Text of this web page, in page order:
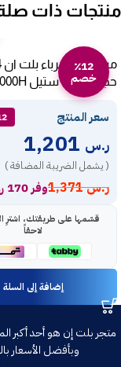
منتجات ذات
٪12
خصمحجر AEG – ستيل HK614000H
سعر المنتج
ر.س
( يشمل الضريبة المضافة )
ر.س1,371 وفر 170 ر.س
قسّمها على طريقتك، اشترِ
لاحقاً
إضافة إلى السلة
متجر بلت إن هو أحد أكبر
وبأفضل الأسعار